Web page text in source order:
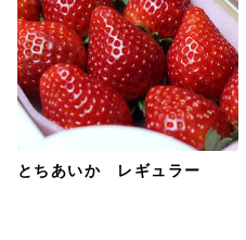
とちあいか レギュラー